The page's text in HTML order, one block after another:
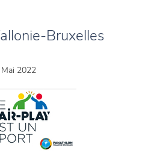
Bruxelles
Mai 2022